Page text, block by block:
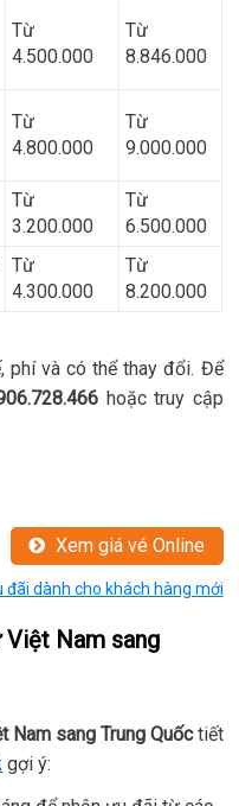
Từ
4.500.000
Từ
8.846.000
Từ
4.800.000
Từ
9.000.000
Từ
3.200.000
Từ
6.500.000
Từ
4.300.000
Từ
8.200.000
phí và có thể thay đổi. Để
hoặc truy cập
Xem giá vé Online
đãi dành cho khách hàng mới
Việt Nam sang
Nam sang Trung Quốctiết
gợi ý: